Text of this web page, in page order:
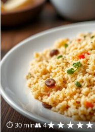
⏱ 30 min👥 4★★★★★